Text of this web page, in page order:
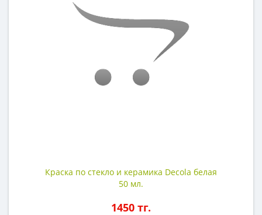
Краска по стекло и керамика Decola белая
50 мл.
1450 тг.